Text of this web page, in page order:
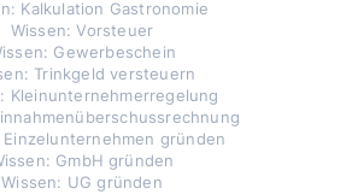
Kalkulation Gastronomie
Wissen: Vorsteuer
Gewerbeschein
Trinkgeld versteuern
Kleinunternehmerregelung
Einzelunternehmen gründen
GmbH gründen
Wissen: UG gründen